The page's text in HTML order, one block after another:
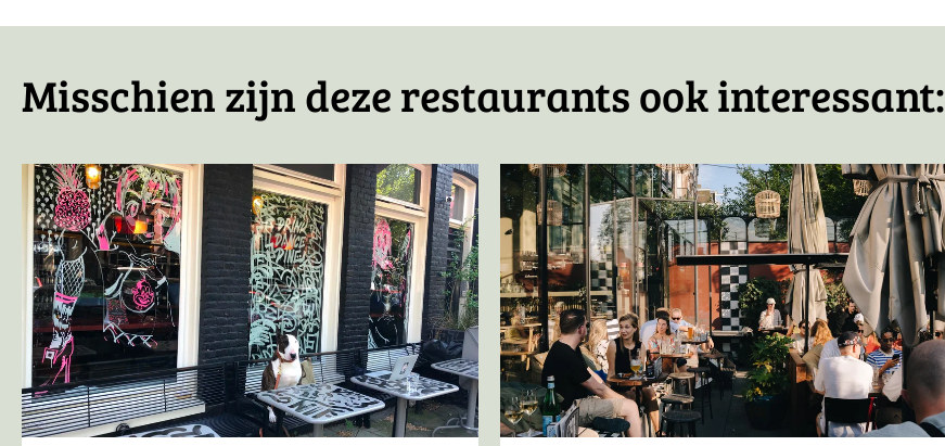
Misschien zijn deze restaurants ook interessant: